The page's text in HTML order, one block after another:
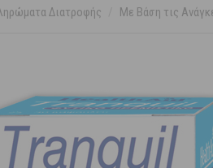
Διατροφής Με Βάση τις